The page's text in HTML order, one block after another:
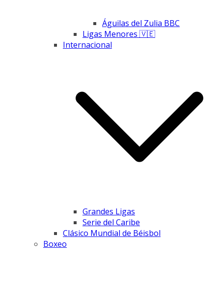
Águilas del Zulia BBC
Ligas Menores 🇻🇪
Internacional
Grandes Ligas
Serie del Caribe
Clásico Mundial de Béisbol
Boxeo